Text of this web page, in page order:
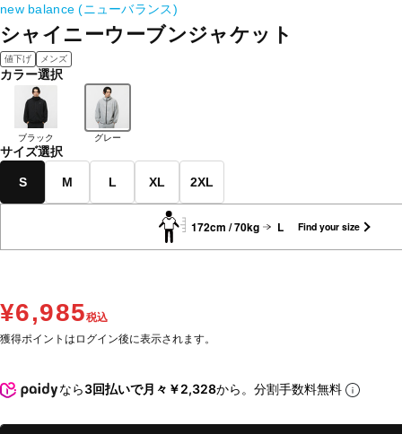
new balance (ニューバランス)
シャイニーウーブンジャケット
値下げ メンズ
カラー選択
ブラック グレー
サイズ選択
S M L XL 2XL
172cm / 70kg L Find your size
¥6,985税込
獲得ポイントはログイン後に表示されます。
なら3回払いで月々￥2,328から。分割手数料無料